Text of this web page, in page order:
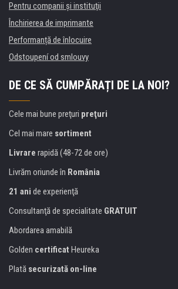
Pentru companii și instituţii
Închirierea de imprimante
Performanță de înlocuire
Odstoupení od smlouvy
DE CE SĂ CUMPĂRAȚI DE LA NOI?
Cele mai bune preţuri preţuri
Cel mai mare sortiment
Livrare rapidă (48-72 de ore)
Livrăm oriunde în România
21 ani de experienţă
Consultanţă de specialitate GRATUIT
Abordarea amabilă
Golden certificat Heureka
Plată securizată on-line